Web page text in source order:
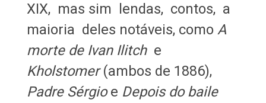
XIX, mas sim lendas, contos, a
maioria deles notáveis, como A
morte de Ivan Ilitche
Kholstomer(ambos de 1886),
Padre Sérgioe Depois do baile